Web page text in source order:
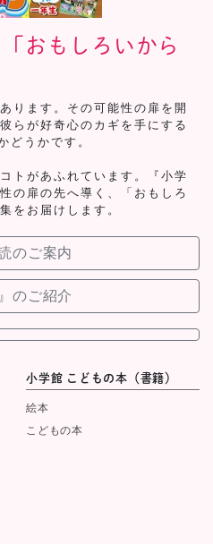
おもしろいから
ります。その可能性の扉を開
らが好奇心のカギを手にする
どうかです。
トがあふれています。『小学
の扉の先へ導く、「おもしろ
をお届けします。
のご案内
のご紹介
小学館 こどもの本（書籍）
絵本
こどもの本